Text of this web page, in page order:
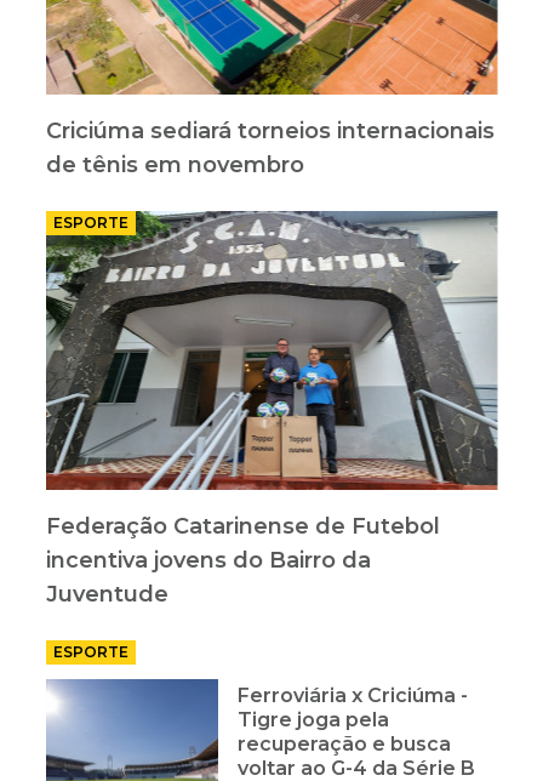
Criciúma sediará torneios internacionais
de tênis em novembro
ESPORTE
Federação Catarinense de Futebol
incentiva jovens do Bairro da
Juventude
ESPORTE
Ferroviária x Criciúma -
Tigre joga pela
recuperação e busca
voltar ao G-4 da Série B